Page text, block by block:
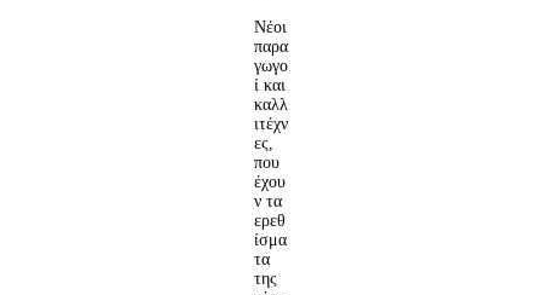
Νέοι
παρα
γωγο
ί και
καλλ
ιτέχν
ες,
που
έχου
ν τα
ερεθ
ίσμα
τα
της